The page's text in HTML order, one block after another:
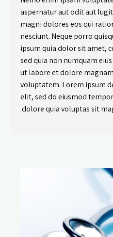
aspernatur aut odit aut
magni dolores eos qui
nesciunt. Neque porro
ipsum quia dolor sit amet,
sed quia non numquam
ut labore et dolore
voluptatem. Lorem ipsum
elit, sed do eiusmod
dolore quia voluptas sit